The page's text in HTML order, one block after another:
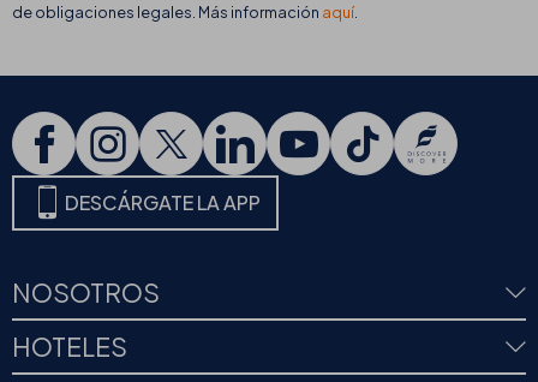
de obligaciones legales. Más información aquí
DESCÁRGATE LA APP
NOSOTROS
HOTELES